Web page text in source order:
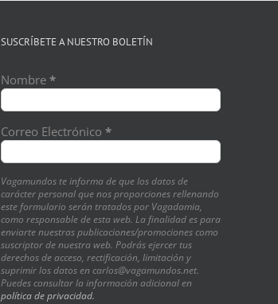
SUSCRÍBETE A NUESTRO BOLETÍN
Nombre *
Correo Electrónico *
Vagamundos te informa de que los datos de
carácter personal que nos proporciones rellenando
este formulario serán tratados por Vagadamia,
como responsable de esta web. La finalidad es para
enviarte nuestras publicaciones/promociones como
suscriptor de nuestra web. Podrás ejercer tus
derechos de acceso, rectificación, limitación y
suprimir los datos en carlos@vagamundos.net.
Puedes consultar la información adicional en
política de privacidad.